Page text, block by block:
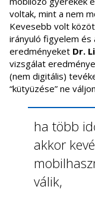
voltak, mint a nem
Kevesebb volt
irányuló figyelem és
eredményeket Dr.
vizsgálat
(nem digitális)
“kütyüzése” ne
ha több
akkor
válik,